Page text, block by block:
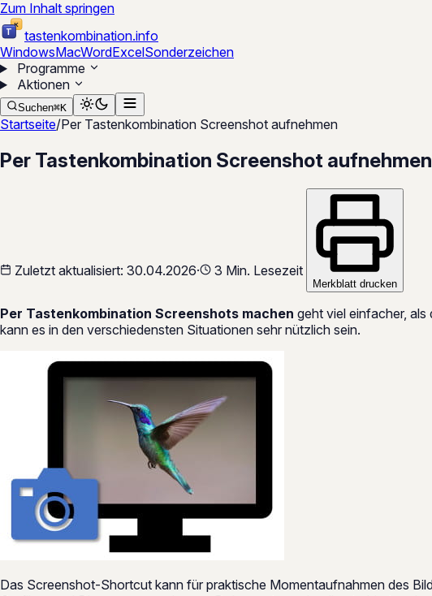
K
T
Zum Inhalt springen
tastenkombination.info
WindowsMacWordExcelSonderzeichen
Programme
Aktionen
Suchen⌘K
Startseite/Per Tastenkombination Screenshot aufnehmen
Per Tastenkombination Screenshot aufnehmen
Zuletzt aktualisiert: 30.04.2026· 3 Min. Lesezeit
Merkblatt drucken
Per Tastenkombination Screenshots machen geht viel einfacher,
kann es in den verschiedensten Situationen sehr nützlich sein.
Das Screenshot-Shortcut kann für praktische Momentaufnahmen des